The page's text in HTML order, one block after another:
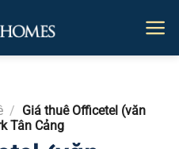
/ Giá thuê Officetel (văn
Tân Cảng